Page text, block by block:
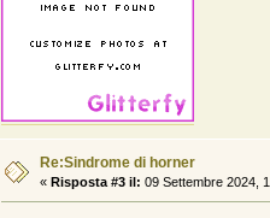
Re:Sindrome di horner
« Risposta #3 il: 09 Settembre 2024,